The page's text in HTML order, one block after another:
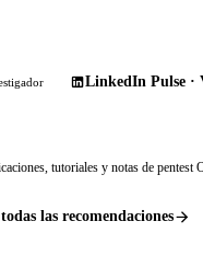
LinkedIn Pulse ·
tutoriales y notas de
las recomendaciones